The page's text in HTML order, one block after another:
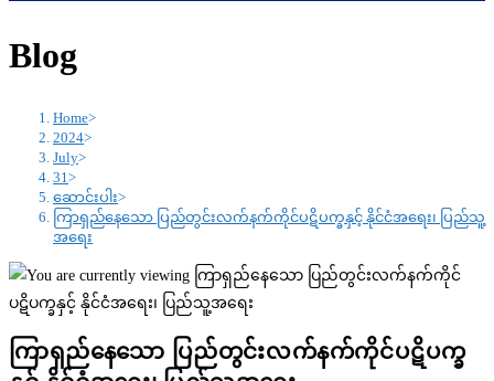
Blog
Home>
2024>
July>
31>
ဆောင်းပါး>
ကြာရှည်နေသော ပြည်တွင်းလက်နက်ကိုင်ပဋိပက္ခနှင့် နိုင်ငံအရေး၊ ပြည်သူ့
အရေး
ကြာရှည်နေသော ပြည်တွင်းလက်နက်ကိုင်ပဋိပက္ခ